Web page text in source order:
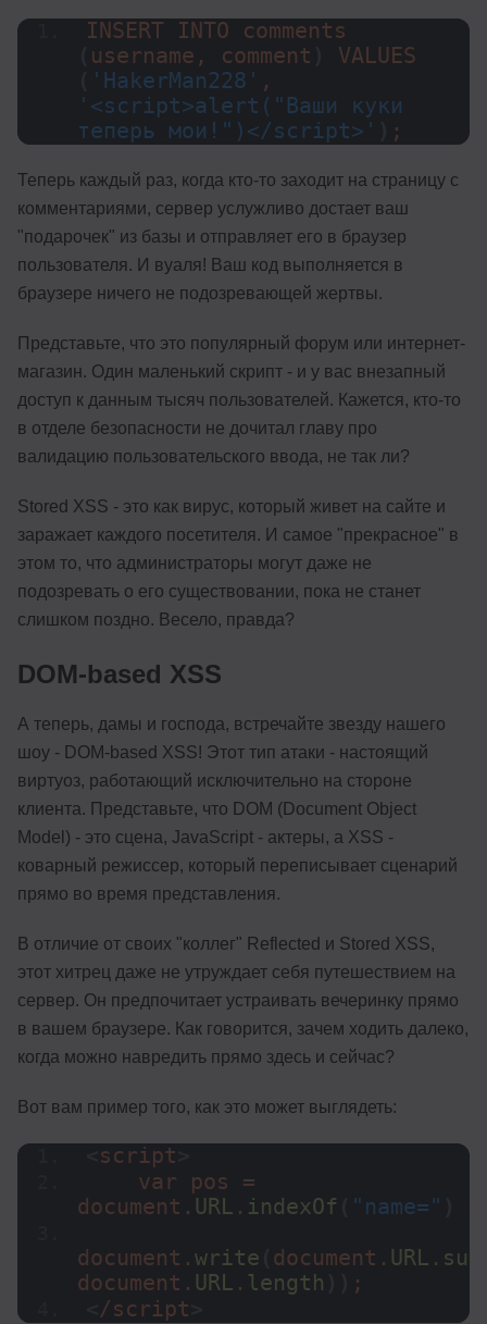
INSERT INTO comments
username, comment
VALUES
'HakerMan228'
'<script>alert("Ваши куки
теперь мои!")</script>'
;
Теперь каждый раз, когда кто-то заходит на страницу с
комментариями, сервер услужливо достает ваш
"подарочек" из базы и отправляет его в браузер
пользователя. И вуаля! Ваш код выполняется в
браузере ничего не подозревающей жертвы.
Представьте, что это популярный форум или интернет-
магазин. Один маленький скрипт - и у вас внезапный
доступ к данным тысяч пользователей. Кажется, кто-то
в отделе безопасности не дочитал главу про
валидацию пользовательского ввода, не так ли?
Stored XSS - это как вирус, который живет на сайте и
заражает каждого посетителя. И самое "прекрасное" в
этом то, что администраторы могут даже не
подозревать о его существовании, пока не станет
слишком поздно. Весело, правда?
DOM-based XSS
А теперь, дамы и господа, встречайте звезду нашего
шоу - DOM-based XSS! Этот тип атаки - настоящий
виртуоз, работающий исключительно на стороне
клиента. Представьте, что DOM (Document Object
Model) - это сцена, JavaScript - актеры, а XSS -
коварный режиссер, который переписывает сценарий
прямо во время представления.
В отличие от своих "коллег" Reflected и Stored XSS,
этот хитрец даже не утруждает себя путешествием на
сервер. Он предпочитает устраивать вечеринку прямо
в вашем браузере. Как говорится, зачем ходить далеко,
когда можно навредить прямо здесь и сейчас?
Вот вам пример того, как это может выглядеть:
script
    var pos =
document. URL . indexOf "name="
document. write document. URL .
document. URL . length
;
/script